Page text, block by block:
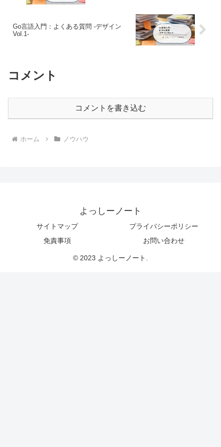
Go言語入門：よくある質問 -デザイン
Vol.1-
コメント
コメントを書き込む
ホーム ノウハウ
よっしーノート
サイトマップ
プライバシーポリシー
免責事項
お問い合わせ
© 2023 よっしーノート.